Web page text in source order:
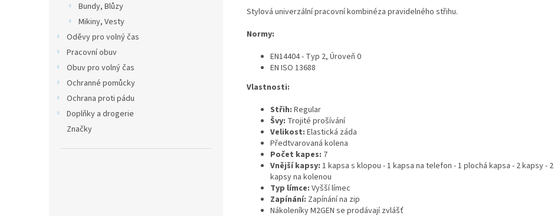
Bundy, Blůzy
Mikiny, Vesty
Oděvy pro volný čas
Pracovní obuv
Obuv pro volný čas
Ochranné pomůcky
Ochrana proti pádu
Doplňky a drogerie
Značky
Stylová univerzální pracovní kombinéza pravidelného střihu.
Normy:
EN14404 - Typ 2, Úroveň 0
EN ISO 13688
Vlastnosti:
Střih: Regular
Švy: Trojité prošívání
Velikost: Elastická záda
Předtvarovaná kolena
Počet kapes: 7
Vnější kapsy: 1 kapsa s klopou - 1 kapsa na telefon - 1 plochá kapsa - 2 kapsy - 2
kapsy na kolenou
Typ límce: Vyšší límec
Zapínání: Zapínání na zip
Nákoleníky M2GEN se prodávají zvlášť